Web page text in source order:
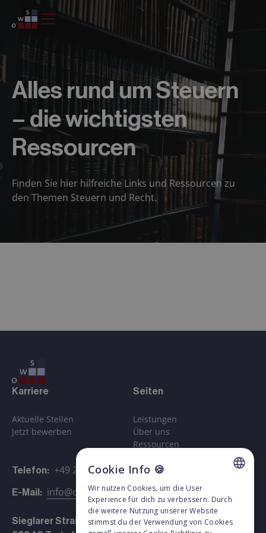
Alles rund um Steuern
– die wichtigsten
Ressourcen
Finden Sie hier hilfreiche Links und Ressourcen zu
den Themen Steuern und Recht.
Karriere
Aktuelle Stellen
Jetzt bewerben
Seiten
Leistungen
Über uns
Ressourcen
Telefon: +49 2241 97994-0
E-Mail: info@ows-partner.de
Sieglarer Straße 6
ENGLISH
Cookie Info 🍪
Wir nutzen Cookies, um die User
Experience für dich zu verbessern. Durch
die weitere Nutzung unserer Website
stimmst du der Verwendung von Cookies